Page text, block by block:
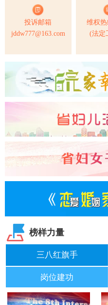
投诉邮箱
jddw777@163.com
维权热
(法定
榜样力量
三八红旗手
岗位建功